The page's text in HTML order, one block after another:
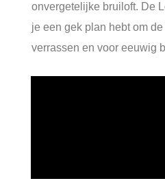
onvergetelijke bruiloft. De
je een gek plan hebt om
verrassen en voor eeuwig